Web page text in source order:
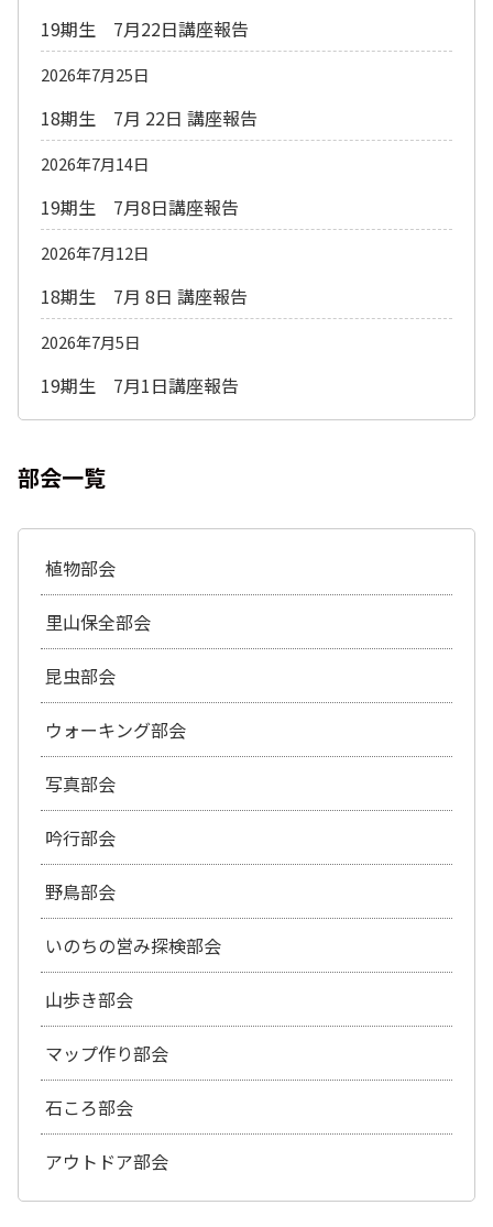
19期生 7月22日講座報告
2026年7月25日
18期生 7月 22日 講座報告
2026年7月14日
19期生 7月8日講座報告
2026年7月12日
18期生 7月 8日 講座報告
2026年7月5日
19期生 7月1日講座報告
部会一覧
植物部会
里山保全部会
昆虫部会
ウォーキング部会
写真部会
吟行部会
野鳥部会
いのちの営み探検部会
山歩き部会
マップ作り部会
石ころ部会
アウトドア部会